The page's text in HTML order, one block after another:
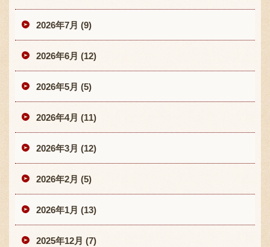
2026年7月 (9)
2026年6月 (12)
2026年5月 (5)
2026年4月 (11)
2026年3月 (12)
2026年2月 (5)
2026年1月 (13)
2025年12月 (7)